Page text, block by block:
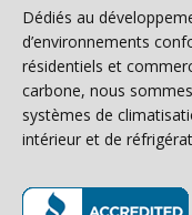
Dédiés au
d’environnements
résidentiels et
carbone, nous
systèmes de
intérieur et de